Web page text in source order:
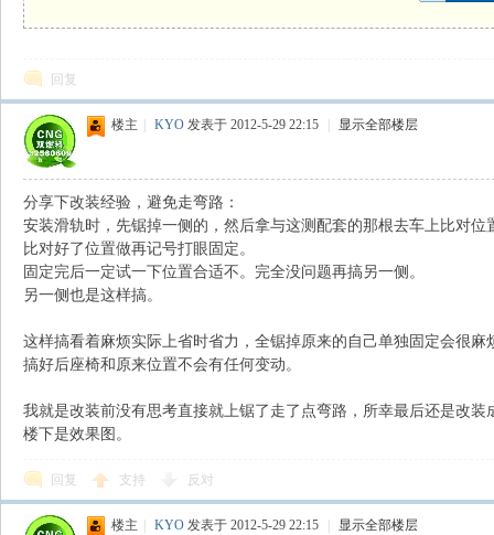
回复
楼主 KYO 发表于 2012-5-29 22:15 显示全部楼层
分享下改装经验，避免走弯路：
安装滑轨时，先锯掉一侧的，然后拿与这测配套的那根去车上比对位
比对好了位置做再记号打眼固定。
固定完后一定试一下位置合适不。完全没问题再搞另一侧。
另一侧也是这样搞。
这样搞看着麻烦实际上省时省力，全锯掉原来的自己单独固定会很
搞好后座椅和原来位置不会有任何变动。
我就是改装前没有思考直接就上锯了走了点弯路，所幸最后还是改装
楼下是效果图。
回复 支持 反对
楼主 KYO 发表于 2012-5-29 22:15 显示全部楼层